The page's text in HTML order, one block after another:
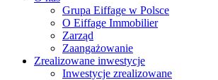
Grupa Eiffage w Polsce
O Eiffage Immobilier
Zarząd
Zaangażowanie
Zrealizowane inwestycje
Inwestycje zrealizowane